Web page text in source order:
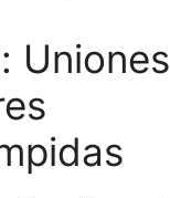
Uniones